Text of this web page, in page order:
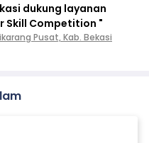
dukung layanan
Skill Competition "
Pusat, Kab. Bekasi